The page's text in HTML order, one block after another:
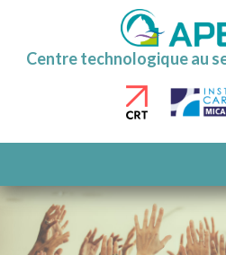
Centre technologique au
AU
CONTENU